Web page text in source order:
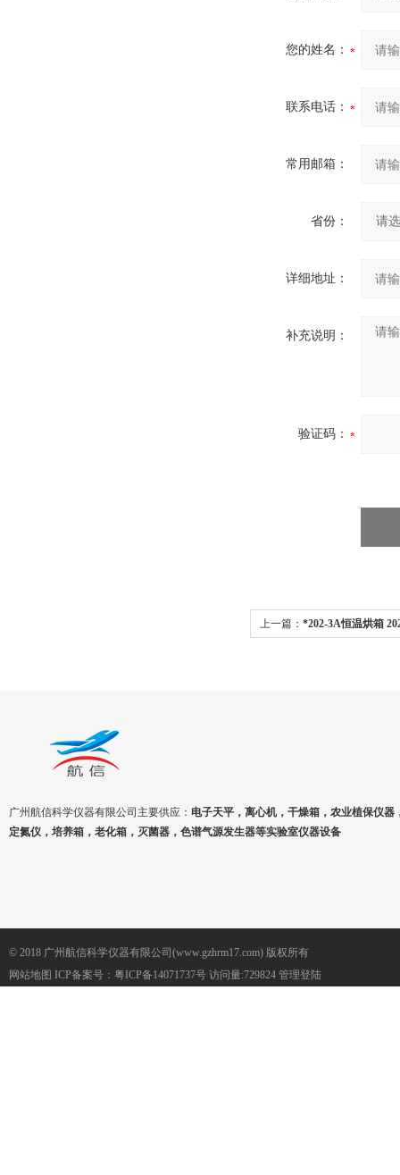
您的姓名：
联系电话：
常用邮箱：
省份：
详细地址：
补充说明：
验证码：
上一篇： *202-3A恒温烘箱
广州航信科学仪器有限公司主要供应： 电子天平，离心机，干燥箱，农业植保仪器
定氮仪，培养箱，老化箱，灭菌器，色谱气源发生器等实验室仪器设备
© 2018 广州航信科学仪器有限公司(www.gzhrm17.com) 版权所有
网站地图 ICP备案号： 粤ICP备14071737号 访问量:729824 管理登陆